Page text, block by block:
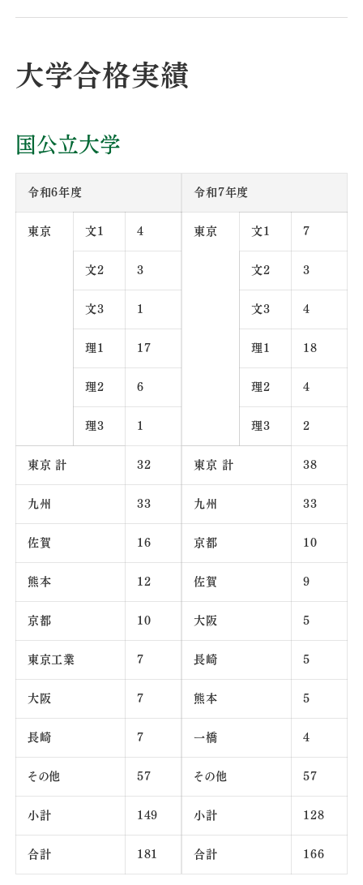
大学合格実績
国公立大学
令和6年度
東京 文1 4
文2 3
文3 1
理1 17
理2 6
理3 1
東京 計 32
九州 33
佐賀 16
熊本 12
京都 10
東京工業 7
大阪 7
長崎 7
その他 57
小計 149
合計 181
令和7年度
東京 文1 7
文2 3
文3 4
理1 18
理2 4
理3 2
東京 計 38
九州 33
京都 10
佐賀 9
大阪 5
長崎 5
熊本 5
一橋 4
その他 57
小計 128
合計 166